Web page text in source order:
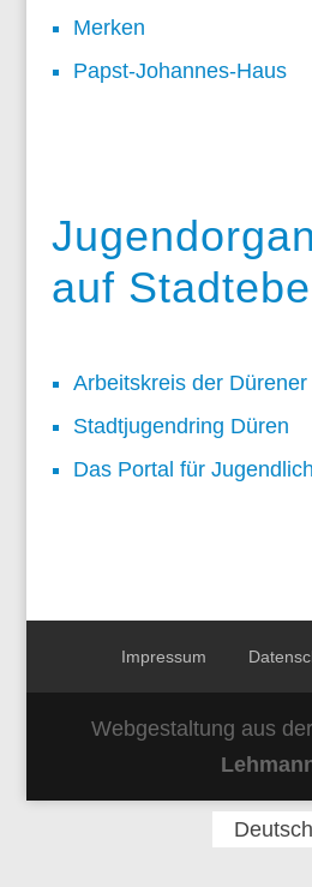
Merken
Papst-Johannes-Haus
auf
Arbeitskreis der
Stadtjugendring Düren
Das Portal für
Impressum
Webgestaltung aus
Deutsch